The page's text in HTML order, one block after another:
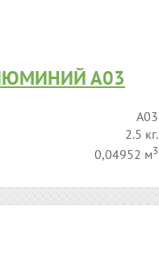
А03
А03
2.5 кг.
0,04952 м3